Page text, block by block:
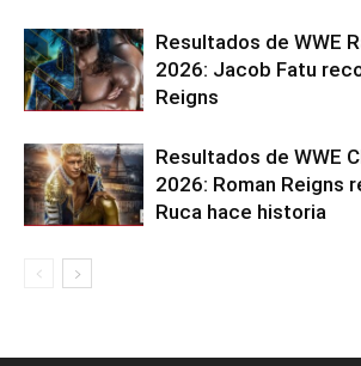
Resultados de WWE
2026: Jacob Fatu
Reigns
Resultados de WWE
2026: Roman Reigns
Ruca hace historia